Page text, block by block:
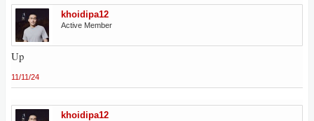
khoidipa12
Active Member
Up
11/11/24
khoidipa12